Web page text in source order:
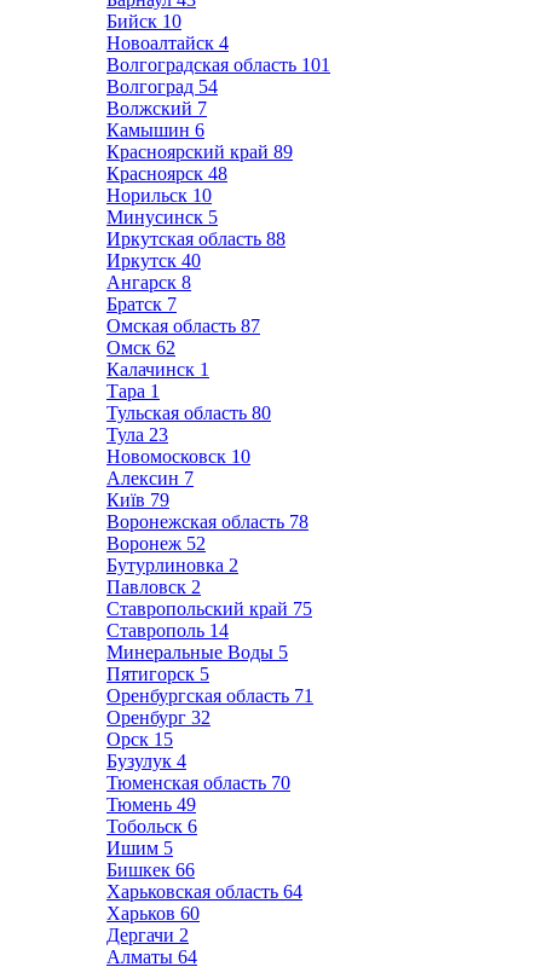
Бийск 10
Новоалтайск 4
Волгоградская область 101
Волгоград 54
Волжский 7
Камышин 6
Красноярский край 89
Красноярск 48
Норильск 10
Минусинск 5
Иркутская область 88
Иркутск 40
Ангарск 8
Братск 7
Омская область 87
Омск 62
Калачинск 1
Тара 1
Тульская область 80
Тула 23
Новомосковск 10
Алексин 7
Київ 79
Воронежская область 78
Воронеж 52
Бутурлиновка 2
Павловск 2
Ставропольский край 75
Ставрополь 14
Минеральные Воды 5
Пятигорск 5
Оренбургская область 71
Оренбург 32
Орск 15
Бузулук 4
Тюменская область 70
Тюмень 49
Тобольск 6
Ишим 5
Бишкек 66
Харьковская область 64
Харьков 60
Дергачи 2
Алматы 64